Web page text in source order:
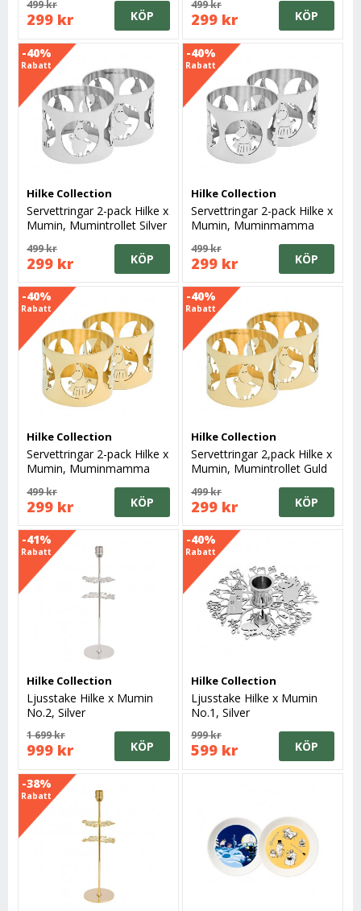
499 kr
299 kr KÖP
499 kr
299 kr KÖP
-40%
Rabatt
Hilke Collection
Servettringar 2-pack Hilke x
Mumin, Mumintrollet Silver
499 kr
299 kr KÖP
-40%
Rabatt
Hilke Collection
Servettringar 2-pack Hilke x
Mumin, Muminmamma
499 kr
299 kr KÖP
-40%
Rabatt
Hilke Collection
Servettringar 2-pack Hilke x
Mumin, Muminmamma
499 kr
299 kr KÖP
-40%
Rabatt
Hilke Collection
Servettringar 2,pack Hilke x
Mumin, Mumintrollet Guld
499 kr
299 kr KÖP
-41%
Rabatt
Hilke Collection
Ljusstake Hilke x Mumin
No.2, Silver
1 699 kr
999 kr KÖP
-40%
Rabatt
Hilke Collection
Ljusstake Hilke x Mumin
No.1, Silver
999 kr
599 kr KÖP
-38%
Rabatt